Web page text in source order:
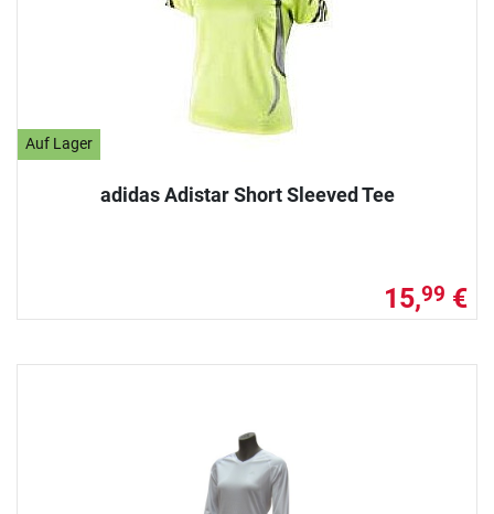
Auf Lager
adidas Adistar Short Sleeved Tee
15,99 €